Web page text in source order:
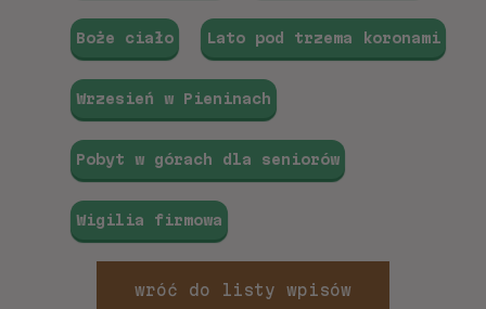
Boże ciało Lato pod trzema koronami
Wrzesień w Pieninach
Pobyt w górach dla seniorów
Wigilia firmowa
wróć do listy wpisów